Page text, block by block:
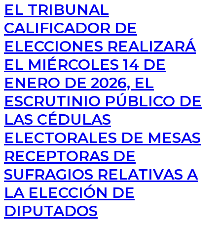
EL TRIBUNAL
CALIFICADOR DE
ELECCIONES REALIZARÁ
EL MIÉRCOLES 14 DE
ENERO DE 2026, EL
ESCRUTINIO PÚBLICO DE
LAS CÉDULAS
ELECTORALES DE MESAS
RECEPTORAS DE
SUFRAGIOS RELATIVAS A
LA ELECCIÓN DE
DIPUTADOS